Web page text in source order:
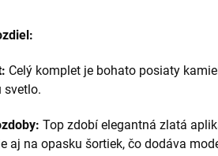
Celý komplet je bohato posiaty
svetlo.
Top zdobí elegantná zlatá
aj na opasku šortiek, čo dodáva